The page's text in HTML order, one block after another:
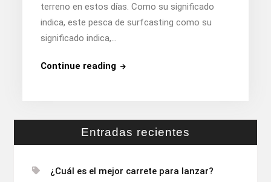
terreno en estos días. Como su significado
indica, este pesca de surfcasting como su
significado indica,…
Continue reading¿Qué
se
practica
surfcasting?
Entradas recientes
¿Cuál es el mejor carrete para lanzar?